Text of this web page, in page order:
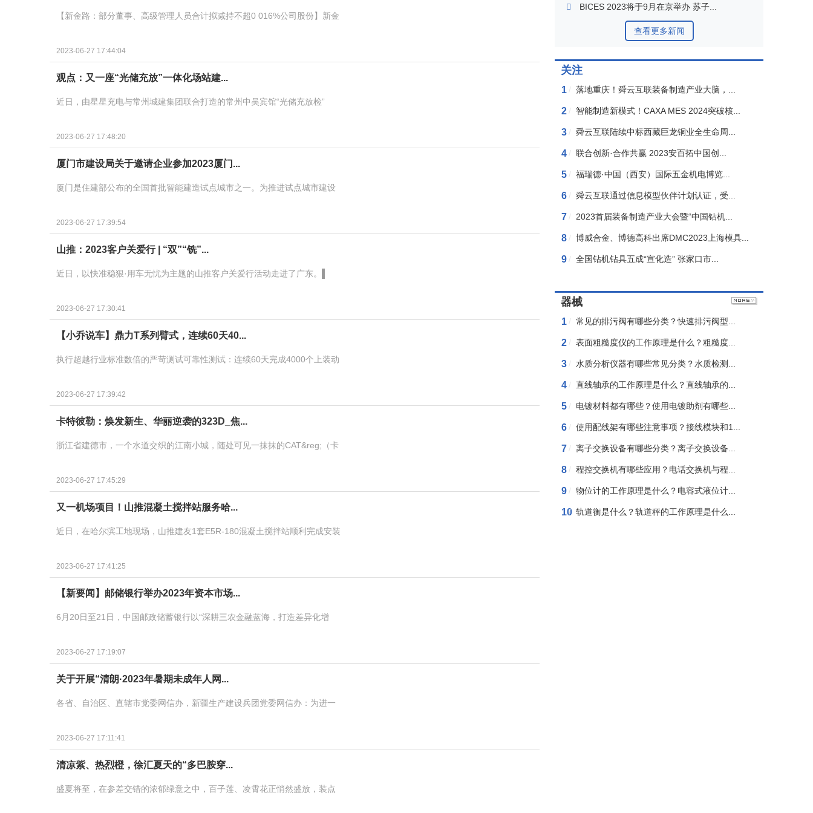
【新金路：部分董事、高级管理人员合计拟减持不超0 016%公司股份】新金
2023-06-27 17:44:04
观点：又一座“光储充放”一体化场站建...
近日，由星星充电与常州城建集团联合打造的常州中吴宾馆“光储充放检”
2023-06-27 17:48:20
厦门市建设局关于邀请企业参加2023厦门...
厦门是住建部公布的全国首批智能建造试点城市之一。为推进试点城市建设
2023-06-27 17:39:54
山推：2023客户关爱行 | “双”“铣”...
近日，以快准稳狠·用车无忧为主题的山推客户关爱行活动走进了广东。▌
2023-06-27 17:30:41
【小乔说车】鼎力T系列臂式，连续60天40...
执行超越行业标准数倍的严苛测试可靠性测试：连续60天完成4000个上装动
2023-06-27 17:39:42
卡特彼勒：焕发新生、华丽逆袭的323D_焦...
浙江省建德市，一个水道交织的江南小城，随处可见一抹抹的CAT&reg;（卡
2023-06-27 17:45:29
又一机场项目！山推混凝土搅拌站服务哈...
近日，在哈尔滨工地现场，山推建友1套E5R-180混凝土搅拌站顺利完成安装
2023-06-27 17:41:25
【新要闻】邮储银行举办2023年资本市场...
6月20日至21日，中国邮政储蓄银行以“深耕三农金融蓝海，打造差异化增
2023-06-27 17:19:07
关于开展“清朗·2023年暑期未成年人网...
各省、自治区、直辖市党委网信办，新疆生产建设兵团党委网信办：为进一
2023-06-27 17:11:41
清凉紫、热烈橙，徐汇夏天的“多巴胺穿...
盛夏将至，在参差交错的浓郁绿意之中，百子莲、凌霄花正悄然盛放，装点
BICES 2023将于9月在京举办 苏子...
查看更多新闻
关注
1 / 落地重庆！舜云互联装备制造产业大脑，...
2 / 智能制造新模式！CAXA MES 2024突破核...
3 / 舜云互联陆续中标西藏巨龙铜业全生命周...
4 / 联合创新·合作共赢 2023安百拓中国创...
5 / 福瑞德·中国（西安）国际五金机电博览...
6 / 舜云互联通过信息模型伙伴计划认证，受...
7 / 2023首届装备制造产业大会暨“中国钻机...
8 / 博威合金、博德高科出席DMC2023上海模具...
9 / 全国钻机钻具五成“宣化造” 张家口市...
器械
1 / 常见的排污阀有哪些分类？快速排污阀型...
2 / 表面粗糙度仪的工作原理是什么？粗糙度...
3 / 水质分析仪器有哪些常见分类？水质检测...
4 / 直线轴承的工作原理是什么？直线轴承的...
5 / 电镀材料都有哪些？使用电镀助剂有哪些...
6 / 使用配线架有哪些注意事项？接线模块和1...
7 / 离子交换设备有哪些分类？离子交换设备...
8 / 程控交换机有哪些应用？电话交换机与程...
9 / 物位计的工作原理是什么？电容式液位计...
10
/ 轨道衡是什么？轨道秤的工作原理是什么...